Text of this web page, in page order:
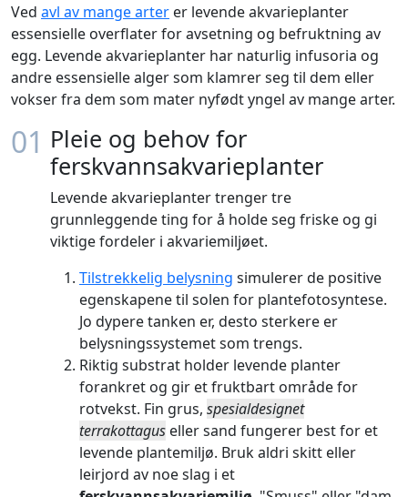
Ved avl av mange arter er levende akvarieplanter
essensielle overflater for avsetning og befruktning av
egg. Levende akvarieplanter har naturlig infusoria og
andre essensielle alger som klamrer seg til dem eller
vokser fra dem som mater nyfødt yngel av mange arter.
01 Pleie og behov for
ferskvannsakvarieplanter
Levende akvarieplanter trenger tre
grunnleggende ting for å holde seg friske og gi
viktige fordeler i akvariemiljøet.
Tilstrekkelig belysning simulerer de positive
egenskapene til solen for plantefotosyntese.
Jo dypere tanken er, desto sterkere er
belysningssystemet som trengs.
Riktig substrat holder levende planter
forankret og gir et fruktbart område for
rotvekst. Fin grus, spesialdesignet
terrakottagus eller sand fungerer best for et
levende plantemiljø. Bruk aldri skitt eller
leirjord av noe slag i et